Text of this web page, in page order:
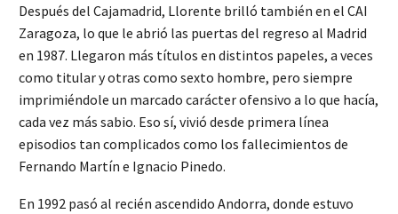
Después del Cajamadrid, Llorente brilló también en el CAI
Zaragoza, lo que le abrió las puertas del regreso al Madrid
en 1987. Llegaron más títulos en distintos papeles, a veces
como titular y otras como sexto hombre, pero siempre
imprimiéndole un marcado carácter ofensivo a lo que hacía,
cada vez más sabio. Eso sí, vivió desde primera línea
episodios tan complicados como los fallecimientos de
Fernando Martín e Ignacio Pinedo.
En 1992 pasó al recién ascendido Andorra, donde estuvo